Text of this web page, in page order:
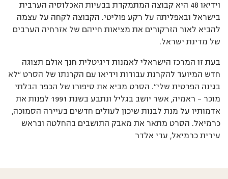
וידיאו 48 היא קבוצה המתמקדת בבעיות האכלוסיה הערבית
בישראל ובאפליתה על רקע פוליטי. הקבוצה לקחה על עצמה
להביא לאור הזרקורים את מציאות חייהם של אזרחיה הערבים
של מדינת ישראל.
בעת זו המרכז הישראלי לאמנות דיגיטלית חנך אולם תצוגה
חדש המיועד להקרנת עבודות וידיאו עם הקרנתו של הסרט ”לא
בגינה הפרטית שלי”. הסרט מביא את סיפורו של הכפר הבלתי
מוכר – ראמיה, אשר יושב בגליל ונתבע בשנת 1991 לפנות את
אדמותיו על מנת לבנות שיכון לעולים חדשים בעיירה הסמוכה,
כרמיאל. הסרט מתאר את מאבק התושבים בהחלטה ובראש
עירית כרמיאל, עדי אלדר